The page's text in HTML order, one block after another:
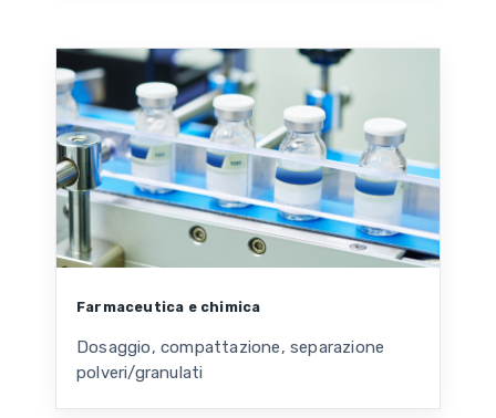
Farmaceutica e chimica
Dosaggio, compattazione, separazione
polveri/granulati